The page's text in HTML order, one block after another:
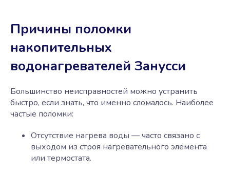
Причины поломки
накопительных
водонагревателей Занусси
Большинство неисправностей можно устранить
быстро, если знать, что именно сломалось. Наиболее
частые поломки:
Отсутствие нагрева воды — часто связано с
выходом из строя нагревательного элемента
или термостата.